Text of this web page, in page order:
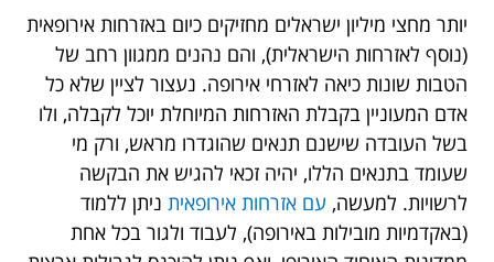
יותר מחצי מיליון ישראלים מחזיקים כיום באזרחות אירופאית
(נוסף לאזרחות הישראלית), והם נהנים ממגוון רחב של
הטבות שונות כיאה לאזרחי אירופה. נעצור לציין שלא כל
אדם המעוניין בקבלת האזרחות המיוחלת יוכל לקבלה, ולו
בשל העובדה שישנם תנאים שהוגדרו מראש, ורק מי
שעומד בתנאים הללו, יהיה זכאי להגיש את הבקשה
לרשויות. למעשה, עם אזרחות אירופאית ניתן ללמוד
(באקדמיות מובילות באירופה), לעבוד ולגור בכל אחת